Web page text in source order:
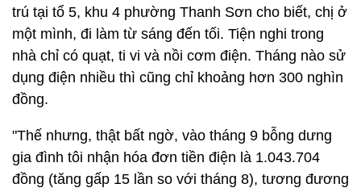
trú tại tổ 5, khu 4 phường Thanh Sơn cho biết, chị ở
một mình, đi làm từ sáng đến tối. Tiện nghi trong
nhà chỉ có quạt, ti vi và nồi cơm điện. Tháng nào sử
dụng điện nhiều thì cũng chỉ khoảng hơn 300 nghìn
đồng.
"Thế nhưng, thật bất ngờ, vào tháng 9 bỗng dưng
gia đình tôi nhận hóa đơn tiền điện là 1.043.704
đồng (tăng gấp 15 lần so với tháng 8), tương đương